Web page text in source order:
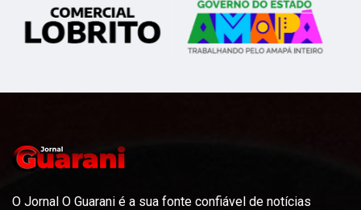
O Jornal O Guarani é a sua fonte confiável de notícias